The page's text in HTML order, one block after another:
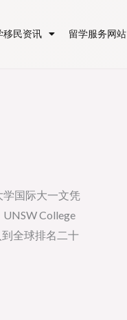
移民资讯 留学服务网站
国际大一文凭
College
全球排名二十